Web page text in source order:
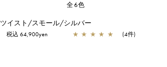
全6色
ツイスト/スモール/シルバー
税込 64,900yen ★ ★ ★ ★ ★ (4件)